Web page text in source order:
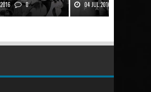
0
oportunidade de
04 JUL 2016
Robert Plant, o vocalista do